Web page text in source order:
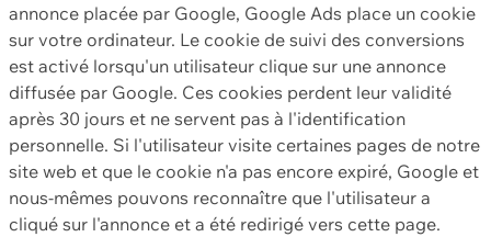
annonce placée par Google, Google Ads place un cookie
sur votre ordinateur. Le cookie de suivi des conversions
est activé lorsqu'un utilisateur clique sur une annonce
diffusée par Google. Ces cookies perdent leur validité
après 30 jours et ne servent pas à l'identification
personnelle. Si l'utilisateur visite certaines pages de notre
site web et que le cookie n'a pas encore expiré, Google et
nous-mêmes pouvons reconnaître que l'utilisateur a
cliqué sur l'annonce et a été redirigé vers cette page.